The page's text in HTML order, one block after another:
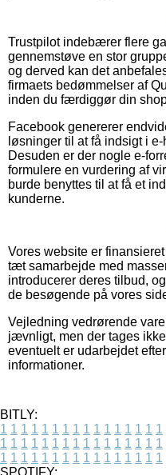
Trustpilot indebærer flere
gennemstøve en stor
og derved kan det
firmaets bedømmelser af
inden du færdiggør din
Facebook genererer
løsninger til at få indsigt i
Desuden er der nogle e-
formulere en vurdering af
burde benyttes til at få et
kunderne.
Vores website er
tæt samarbejde med
introducerer deres tilbud,
de besøgende på vores
Vejledning vedrørende
jævnligt, men der tages
eventuelt er udarbejdet
informationer.
BITLY:
1 1 1 1 1 1 1 1 1 1 1 1 1 1 1 1
1 1 1 1 1 1 1 1 1 1 1 1 1 1 1 1
1 1 1 1 1 1 1 1 1 1 1 1 1 1 1 1
SPOTIFY: